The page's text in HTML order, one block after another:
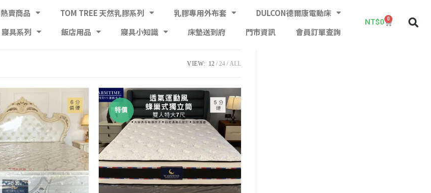
熱賣商品 TOM TREE 天然乳膠系列 乳膠專用外布套
DULCON德爾康電動床
寢具系列 飯店用品 寢具小知識 床墊送到府 門市資訊 會員訂單查詢
NT$0 0
VIEW: 12 24 ALL
特價